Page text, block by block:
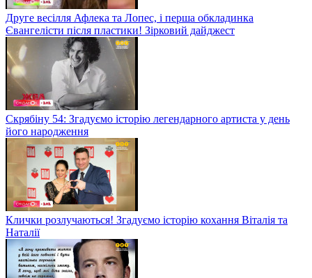
Друге весілля Афлека та Лопес, і перша обкладинка
Євангелісти після пластики! Зірковий дайджест
Скрябіну 54: Згадуємо історію легендарного артиста у день
його народження
Клички розлучаються! Згадуємо історію кохання Віталія та
Наталії